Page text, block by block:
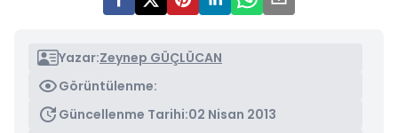
Yazar:Zeynep GÜÇLÜCAN
Görüntülenme:
Güncellenme Tarihi:02 Nisan 2013